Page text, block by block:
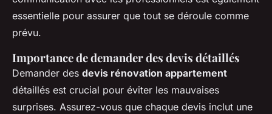
essentielle pour assurer que tout se déroule comme
prévu.
Importance de demander des devis détaillés
Demander des devis rénovation appartement
détaillés est crucial pour éviter les mauvaises
surprises. Assurez-vous que chaque devis inclut une